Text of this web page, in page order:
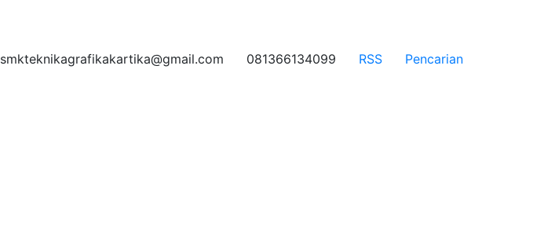
smkteknikagrafikakartika@gmail.com 081366134099 RSS Pencarian